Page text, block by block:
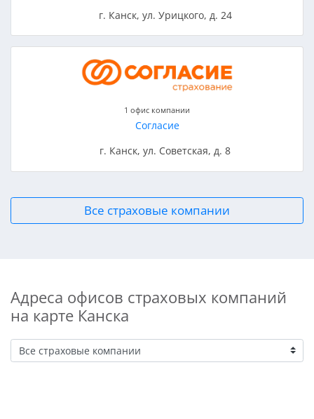
г. Канск, ул. Урицкого, д. 24
1 офис компании
Согласие
г. Канск, ул. Советская, д. 8
Все страховые компании
Адреса офисов страховых компаний
на карте Канска